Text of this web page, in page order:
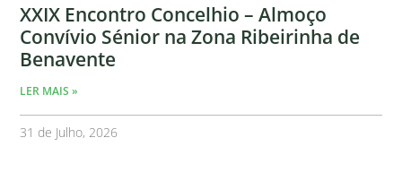
XXIX Encontro Concelhio – Almoço
Convívio Sénior na Zona Ribeirinha de
Benavente
LER MAIS »
31 de Julho, 2026